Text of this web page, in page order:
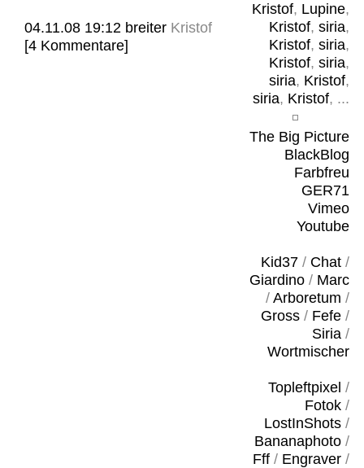
Kristof, Lupine,
Kristof, siria,
Kristof, siria,
Kristof, siria,
siria, Kristof,
siria, Kristof, ...
The Big Picture
BlackBlog
Farbfreu
GER71
Vimeo
Youtube
Kid37/ Chat/
Giardino/ Marc
/ Arboretum /
Gross/ Fefe/
Siria/
Wortmischer
Topleftpixel /
Fotok/
LostInShots/
Bananaphoto/
Fff/ Engraver/
04.11.08 19:12 breiter Kristof
[4 Kommentare]